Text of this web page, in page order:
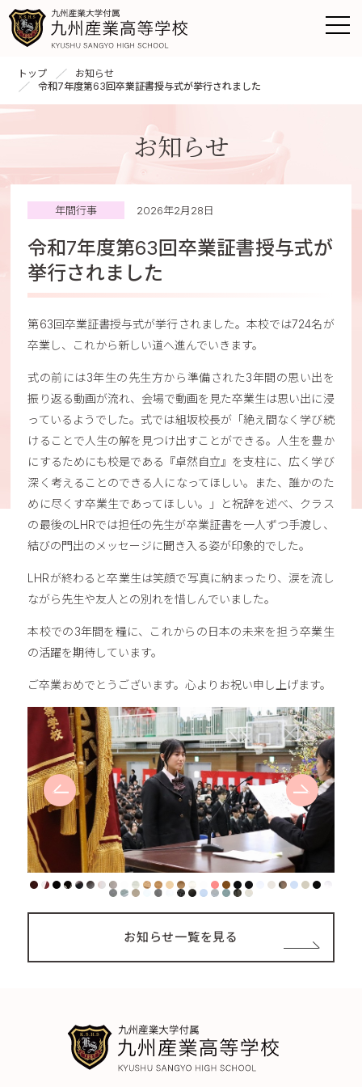
トップ
お知らせ
令和7年度第63回卒業証書授与式が挙行されました
お知らせ
年間行事 2026年2月28日
令和7年度第63回卒業証書授与式が
挙行されました
第63回卒業証書授与式が挙行されました。本校では724名が
卒業し、これから新しい道へ進んでいきます。
式の前には3年生の先生方から準備された3年間の思い出を
振り返る動画が流れ、会場で動画を見た卒業生は思い出に浸
っているようでした。式では組坂校長が「絶え間なく学び続
けることで人生の解を見つけ出すことができる。人生を豊か
にするためにも校是である『卓然自立』を支柱に、広く学び
深く考えることのできる人になってほしい。また、誰かのた
めに尽くす卒業生であってほしい。」と祝辞を述べ、クラス
の最後のLHRでは担任の先生が卒業証書を一人ずつ手渡し、
結びの門出のメッセージに聞き入る姿が印象的でした。
LHRが終わると卒業生は笑顔で写真に納まったり、涙を流し
ながら先生や友人との別れを惜しんでいました。
本校での3年間を糧に、これからの日本の未来を担う卒業生
の活躍を期待しています。
ご卒業おめでとうございます。心よりお祝い申し上げます。
Prev Next
お知らせ一覧を見る